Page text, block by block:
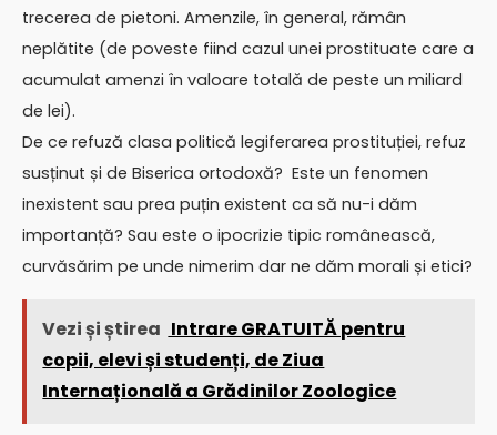
trecerea de pietoni. Amenzile, în general, rămân
neplătite (de poveste fiind cazul unei prostituate care a
acumulat amenzi în valoare totală de peste un miliard
de lei).
De ce refuză clasa politică legiferarea prostituției, refuz
susținut și de Biserica ortodoxă? Este un fenomen
inexistent sau prea puțin existent ca să nu-i dăm
importanță? Sau este o ipocrizie tipic românească,
curvăsărim pe unde nimerim dar ne dăm morali și etici?
Vezi și știrea Intrare GRATUITĂ pentru
copii, elevi și studenți, de Ziua
Internațională a Grădinilor Zoologice